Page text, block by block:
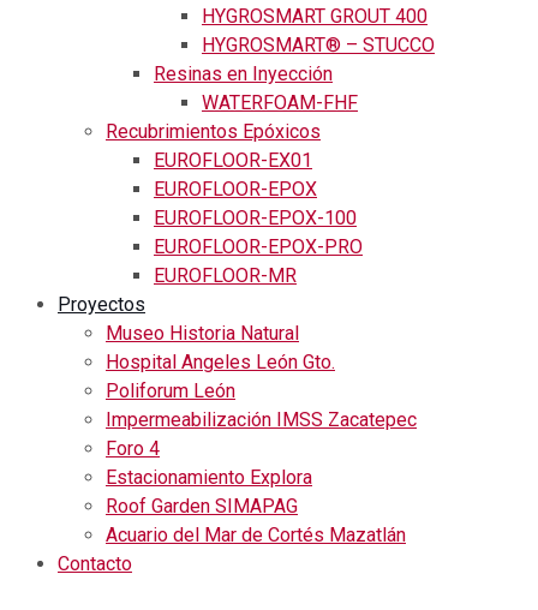
HYGROSMART GROUT 400
HYGROSMART® – STUCCO
Resinas en Inyección
WATERFOAM-FHF
Recubrimientos Epóxicos
EUROFLOOR-EX01
EUROFLOOR-EPOX
EUROFLOOR-EPOX-100
EUROFLOOR-EPOX-PRO
EUROFLOOR-MR
Proyectos
Museo Historia Natural
Hospital Angeles León Gto.
Poliforum León
Impermeabilización IMSS Zacatepec
Foro 4
Estacionamiento Explora
Roof Garden SIMAPAG
Acuario del Mar de Cortés Mazatlán
Contacto